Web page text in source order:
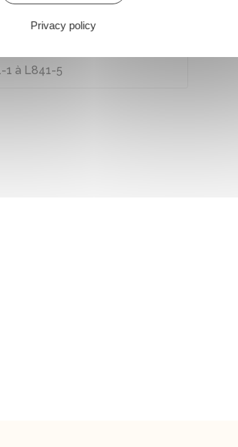
1 à L841-5
Privacy policy